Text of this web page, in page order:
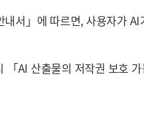
서」에 따르면, 사용자가
AI 산출물의 저작권 보호